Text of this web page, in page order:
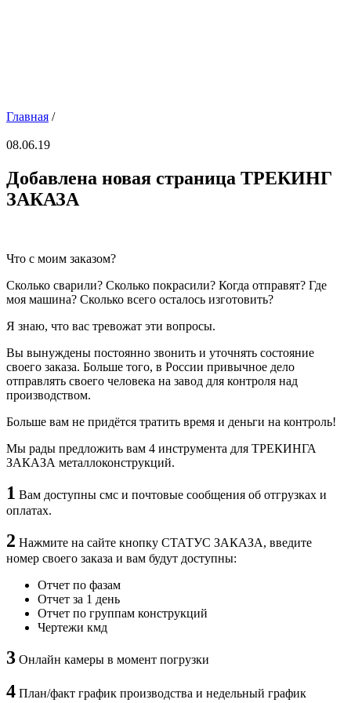
Главная /
08.06.19
Добавлена новая страница ТРЕКИНГ
ЗАКАЗА
Что с моим заказом?
Сколько сварили? Сколько покрасили? Когда отправят? Где
моя машина? Сколько всего осталось изготовить?
Я знаю, что вас тревожат эти вопросы.
Вы вынуждены постоянно звонить и уточнять состояние
своего заказа. Больше того, в России привычное дело
отправлять своего человека на завод для контроля над
производством.
Больше вам не придётся тратить время и деньги на контроль!
Мы рады предложить вам 4 инструмента для ТРЕКИНГА
ЗАКАЗА металлоконструкций.
1 Вам доступны смс и почтовые сообщения об отгрузках и
оплатах.
2 Нажмите на сайте кнопку СТАТУС ЗАКАЗА, введите
номер своего заказа и вам будут доступны:
Отчет по фазам
Отчет за 1 день
Отчет по группам конструкций
Чертежи кмд
3 Онлайн камеры в момент погрузки
4 План/факт график производства и недельный график